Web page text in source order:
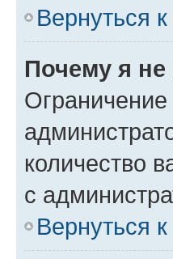
Вернуться
Почему я не
Ограничение
количество
с
Вернуться